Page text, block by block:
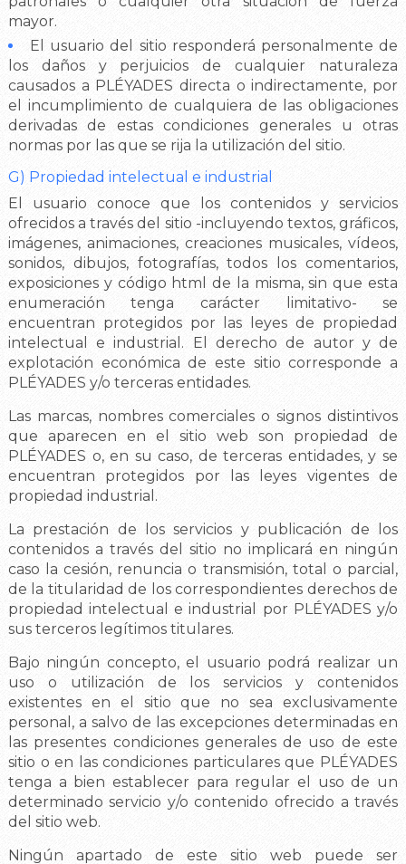
mayor.
El usuario del sitio responderá personalmente de
los daños y perjuicios de cualquier naturaleza
causados a PLÉYADES directa o indirectamente, por
el incumplimiento de cualquiera de las obligaciones
derivadas de estas condiciones generales u otras
normas por las que se rija la utilización del sitio.
G) Propiedad intelectual e industrial
El usuario conoce que los contenidos y servicios
ofrecidos a través del sitio -incluyendo textos, gráficos,
imágenes, animaciones, creaciones musicales, vídeos,
sonidos, dibujos, fotografías, todos los comentarios,
exposiciones y código html de la misma, sin que esta
enumeración tenga carácter limitativo- se
encuentran protegidos por las leyes de propiedad
intelectual e industrial. El derecho de autor y de
explotación económica de este sitio corresponde a
PLÉYADES y/o terceras entidades.
Las marcas, nombres comerciales o signos distintivos
que aparecen en el sitio web son propiedad de
PLÉYADES o, en su caso, de terceras entidades, y se
encuentran protegidos por las leyes vigentes de
propiedad industrial.
La prestación de los servicios y publicación de los
contenidos a través del sitio no implicará en ningún
caso la cesión, renuncia o transmisión, total o parcial,
de la titularidad de los correspondientes derechos de
propiedad intelectual e industrial por PLÉYADES y/o
sus terceros legítimos titulares.
Bajo ningún concepto, el usuario podrá realizar un
uso o utilización de los servicios y contenidos
existentes en el sitio que no sea exclusivamente
personal, a salvo de las excepciones determinadas en
las presentes condiciones generales de uso de este
sitio o en las condiciones particulares que PLÉYADES
tenga a bien establecer para regular el uso de un
determinado servicio y/o contenido ofrecido a través
del sitio web.
Ningún apartado de este sitio web puede ser